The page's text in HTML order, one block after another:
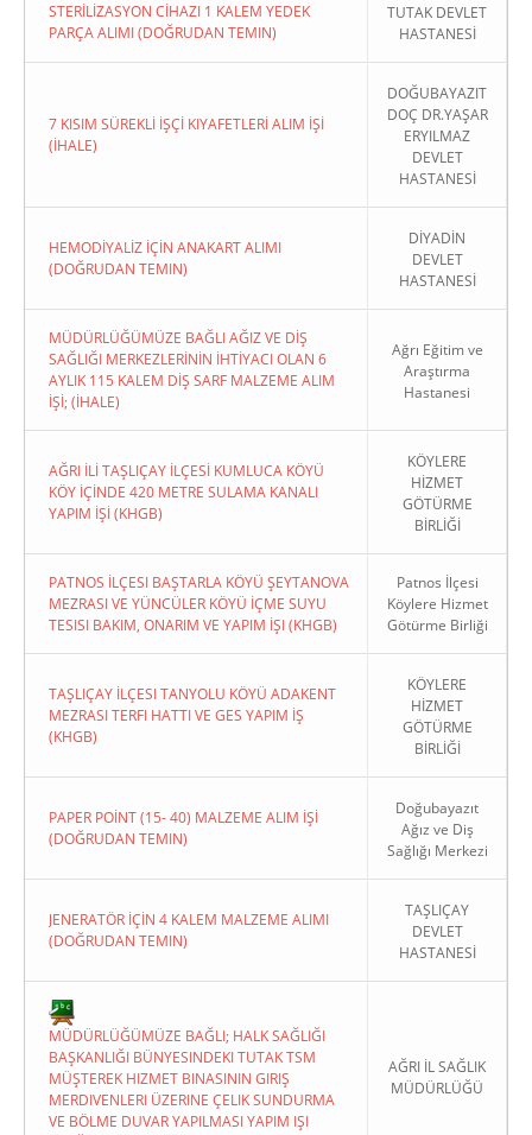
STERİLİZASYON CİHAZI 1 KALEM YEDEK
PARÇA ALIMI (DOĞRUDAN TEMIN)
TUTAK DEVLET
HASTANESİ
7 KISIM SÜREKLİ İŞÇİ KIYAFETLERİ ALIM İŞİ
(İHALE)
DOĞUBAYAZIT
DOÇ DR.YAŞAR
ERYILMAZ
DEVLET
HASTANESİ
HEMODİYALİZ İÇİN ANAKART ALIMI
(DOĞRUDAN TEMIN)
DİYADİN
DEVLET
HASTANESİ
MÜDÜRLÜĞÜMÜZE BAĞLI AĞIZ VE DİŞ
SAĞLIĞI MERKEZLERİNİN İHTİYACI OLAN 6
AYLIK 115 KALEM DİŞ SARF MALZEME ALIM
İŞİ; (İHALE)
Ağrı Eğitim ve
Araştırma
Hastanesi
AĞRI İLİ TAŞLIÇAY İLÇESİ KUMLUCA KÖYÜ
KÖY İÇİNDE 420 METRE SULAMA KANALI
YAPIM İŞİ (KHGB)
KÖYLERE
HİZMET
GÖTÜRME
BİRLİĞİ
PATNOS İLÇESI BAŞTARLA KÖYÜ ŞEYTANOVA
MEZRASI VE YÜNCÜLER KÖYÜ İÇME SUYU
TESISI BAKIM, ONARIM VE YAPIM İŞI (KHGB)
Patnos İlçesi
Köylere Hizmet
Götürme Birliği
TAŞLIÇAY İLÇESI TANYOLU KÖYÜ ADAKENT
MEZRASI TERFI HATTI VE GES YAPIM İŞ
(KHGB)
KÖYLERE
HİZMET
GÖTÜRME
BİRLİĞİ
PAPER POİNT (15- 40) MALZEME ALIM İŞİ
(DOĞRUDAN TEMIN)
Doğubayazıt
Ağız ve Diş
Sağlığı Merkezi
JENERATÖR İÇİN 4 KALEM MALZEME ALIMI
(DOĞRUDAN TEMIN)
TAŞLIÇAY
DEVLET
HASTANESİ
MÜDÜRLÜĞÜMÜZE BAĞLI; HALK SAĞLIĞI
BAŞKANLIĞI BÜNYESINDEKI TUTAK TSM
MÜŞTEREK HIZMET BINASININ GIRIŞ
MERDIVENLERI ÜZERINE ÇELIK SUNDURMA
VE BÖLME DUVAR YAPILMASI YAPIM IŞI
AĞRI İL SAĞLIK
MÜDÜRLÜĞÜ